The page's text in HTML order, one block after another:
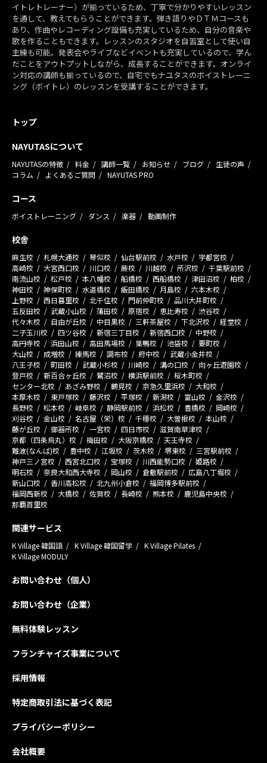
イトレトレーナー）が揃っているため、丁寧で分かりやすいレッスン
を通して、教えてもらうことができます。弾き語りやＤＴＭコースも
あり、作曲やレコーディング設備も充実しているため、自分の音楽や
歌を作ることもできます。レッスンのスタジオを自習室として使い自
主練も可能。発表会やライブなどイベントも充実しているので、学ん
だことをアウトプットしながら、成長することができます。オンライ
ン対応の講師も揃っているので、自宅でもナユタスのボイストレーニ
ング（ボイトレ）のレッスンを受講することができます。
トップ
NAYUTASについて
NAYUTASの特徴 料金 講師一覧 お知らせ ブログ
生徒の声
コラム
よくあるご質問 NAYUTAS PRO
コース
ボイストレーニング ダンス 楽器 動画制作
校舎
麻生校 札幌大通校 琴似校 仙台駅前校 水戸校
宇都宮校
高崎校
大宮西口校 川口校 蕨校 川越校 所沢校
千葉駅前校
南流山校
松戸校 本八幡校 船橋校 西船橋校 津田沼校
柏校
神田校
神保町校 水道橋校 飯田橋校 月島校
六本木校
上野校
西日暮里校 北千住校 門前仲町校
品川大井町校
五反田校
武蔵小山校 蒲田校 原宿校 恵比寿校
渋谷校
代々木校
自由が丘校 中目黒校 三軒茶屋校 下北沢校
経堂校
二子玉川校
四ツ谷校 新宿三丁目校 新宿西口校
中野校
高円寺校
浜田山校 高田馬場校 巣鴨校 池袋校
要町校
大山校
成増校 練馬校 調布校 府中校
武蔵小金井校
八王子校
町田校 武蔵小杉校 川崎校 溝の口校
向ヶ丘遊園校
登戸校
新百合ヶ丘校 鷺沼校 横浜駅前校
桜木町校
センター北校
あざみ野校 鶴見校 京急久里浜校
大和校
本厚木校
東戸塚校 藤沢校 平塚校 新潟校 富山校
金沢校
長野校
松本校 岐阜校 静岡駅前校 浜松校 豊橋校
岡崎校
刈谷校
金山校 名古屋（栄）校 千種校 大曽根校
本山校
藤が丘校
御器所校 一宮校 四日市校
滋賀南草津校
京都（四条烏丸）校
梅田校 大阪京橋校
天王寺校
難波(なんば)校
豊中校 江坂校 茨木校 堺東校
三宮駅前校
神戸三ノ宮校
西宮北口校 宝塚校 川西能勢口校
姫路校
明石校
奈良大和西大寺校 岡山校 倉敷駅前校
広島八丁堀校
新山口校
香川高松校 北九州小倉校
福岡博多駅前校
福岡西新校
大橋校 佐賀校 長崎校 熊本校
鹿児島中央校
那覇首里校
関連サービス
K Village 韓国語 K Village 韓国留学
K Village Pilates
K Village MODULY
お問い合わせ（個人）
お問い合わせ（企業）
無料体験レッスン
フランチャイズ事業について
採用情報
特定商取引法に基づく表記
プライバシーポリシー
会社概要